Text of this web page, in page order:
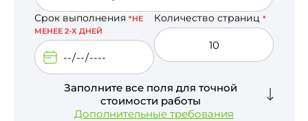
Срок выполнения *НЕ
МЕНЕЕ 2-Х ДНЕЙ
Количество страниц *
Заполните все поля для точной
стоимости работы
Дополнительные требования